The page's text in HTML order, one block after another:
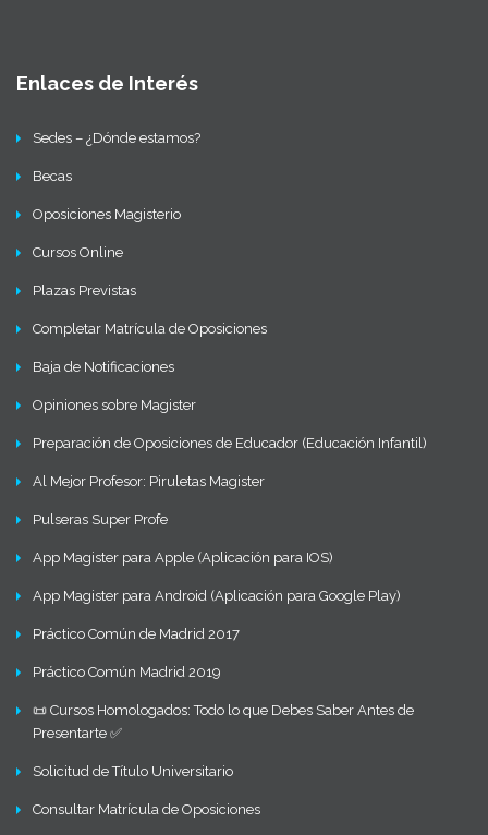
Enlaces de Interés
Sedes – ¿Dónde estamos?
Becas
Oposiciones Magisterio
Cursos Online
Plazas Previstas
Completar Matrícula de Oposiciones
Baja de Notificaciones
Opiniones sobre Magister
Preparación de Oposiciones de Educador (Educación Infantil)
Al Mejor Profesor: Piruletas Magister
Pulseras Super Profe
App Magister para Apple (Aplicación para IOS)
App Magister para Android (Aplicación para Google Play)
Práctico Común de Madrid 2017
Práctico Común Madrid 2019
📜 Cursos Homologados: Todo lo que Debes Saber Antes de
Presentarte ✅
Solicitud de Título Universitario
Consultar Matrícula de Oposiciones